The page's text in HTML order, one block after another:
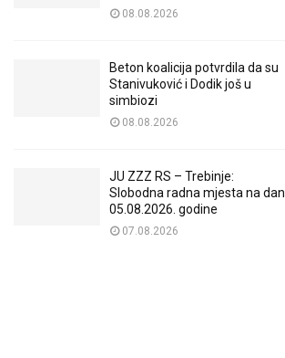
08.08.2026
Beton koalicija potvrdila da su
Stanivuković i Dodik još u
simbiozi
08.08.2026
JU ZZZ RS – Trebinje:
Slobodna radna mjesta na dan
05.08.2026. godine
07.08.2026